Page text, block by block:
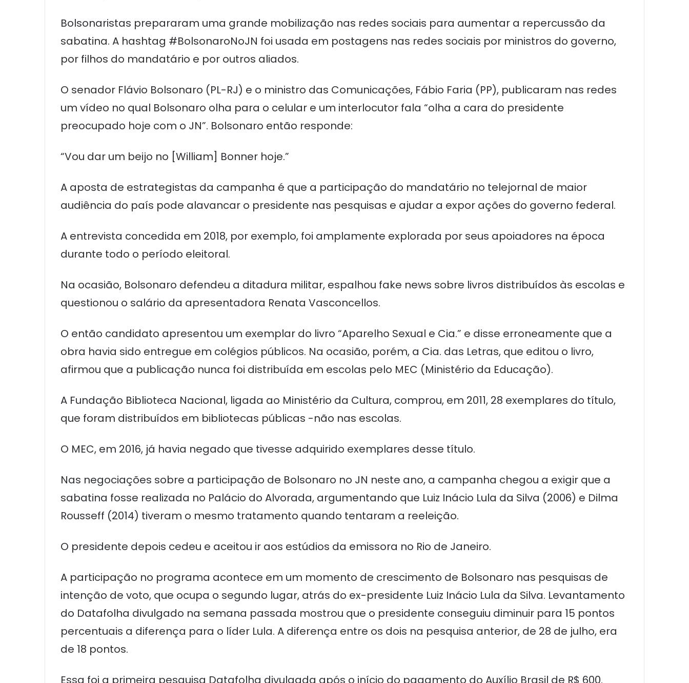
Bolsonaristas prepararam uma grande mobilização nas redes sociais para aumentar a repercussão da
sabatina. A hashtag #BolsonaroNoJN foi usada em postagens nas redes sociais por ministros do governo,
por filhos do mandatário e por outros aliados.
O senador Flávio Bolsonaro (PL-RJ) e o ministro das Comunicações, Fábio Faria (PP), publicaram nas redes
um vídeo no qual Bolsonaro olha para o celular e um interlocutor fala “olha a cara do presidente
preocupado hoje com o JN”. Bolsonaro então responde:
“Vou dar um beijo no [William] Bonner hoje.”
A aposta de estrategistas da campanha é que a participação do mandatário no telejornal de maior
audiência do país pode alavancar o presidente nas pesquisas e ajudar a expor ações do governo federal.
A entrevista concedida em 2018, por exemplo, foi amplamente explorada por seus apoiadores na época
durante todo o período eleitoral.
Na ocasião, Bolsonaro defendeu a ditadura militar, espalhou fake news sobre livros distribuídos às escolas e
questionou o salário da apresentadora Renata Vasconcellos.
O então candidato apresentou um exemplar do livro “Aparelho Sexual e Cia.” e disse erroneamente que a
obra havia sido entregue em colégios públicos. Na ocasião, porém, a Cia. das Letras, que editou o livro,
afirmou que a publicação nunca foi distribuída em escolas pelo MEC (Ministério da Educação).
A Fundação Biblioteca Nacional, ligada ao Ministério da Cultura, comprou, em 2011, 28 exemplares do título,
que foram distribuídos em bibliotecas públicas -não nas escolas.
O MEC, em 2016, já havia negado que tivesse adquirido exemplares desse título.
Nas negociações sobre a participação de Bolsonaro no JN neste ano, a campanha chegou a exigir que a
sabatina fosse realizada no Palácio do Alvorada, argumentando que Luiz Inácio Lula da Silva (2006) e Dilma
Rousseff (2014) tiveram o mesmo tratamento quando tentaram a reeleição.
O presidente depois cedeu e aceitou ir aos estúdios da emissora no Rio de Janeiro.
A participação no programa acontece em um momento de crescimento de Bolsonaro nas pesquisas de
intenção de voto, que ocupa o segundo lugar, atrás do ex-presidente Luiz Inácio Lula da Silva. Levantamento
do Datafolha divulgado na semana passada mostrou que o presidente conseguiu diminuir para 15 pontos
percentuais a diferença para o líder Lula. A diferença entre os dois na pesquisa anterior, de 28 de julho, era
de 18 pontos.
Essa foi a primeira pesquisa Datafolha divulgada após o início do pagamento do Auxílio Brasil de R$ 600.